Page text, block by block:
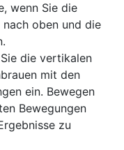
wenn Sie die
oben und die
die vertikalen
mit den
ein. Bewegen
Bewegungen
zu